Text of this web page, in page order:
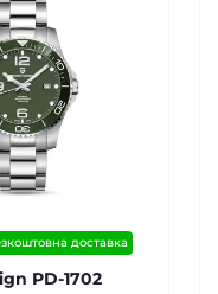
доставка
PD-1702